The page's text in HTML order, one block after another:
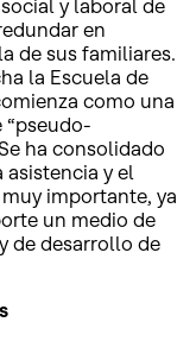
y laboral de
en
de sus familiares.
la Escuela de
como una
ha consolidado
y el
importante, ya
un medio de
de desarrollo de